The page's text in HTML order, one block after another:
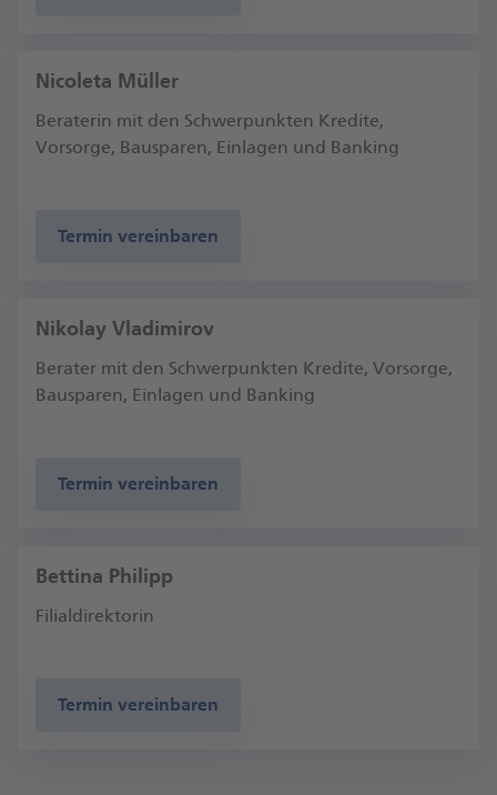
Nicoleta Müller
Beraterin mit den Schwerpunkten Kredite,
Vorsorge, Bausparen, Einlagen und Banking
Termin vereinbaren
Nikolay Vladimirov
Berater mit den Schwerpunkten Kredite, Vorsorge,
Bausparen, Einlagen und Banking
Termin vereinbaren
Bettina Philipp
Filialdirektorin
Termin vereinbaren